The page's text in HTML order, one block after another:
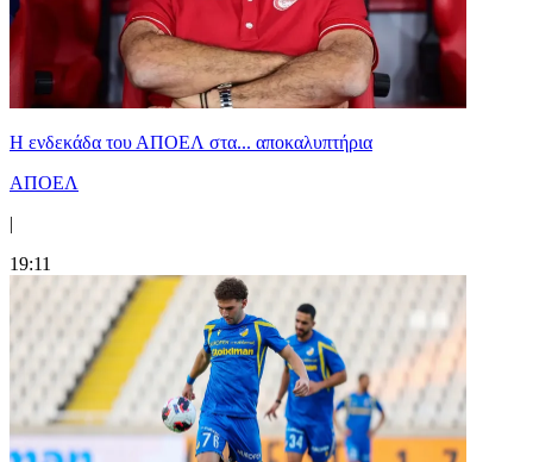
Η ενδεκάδα του ΑΠΟΕΛ στα... αποκαλυπτήρια
ΑΠΟΕΛ
|
19:11